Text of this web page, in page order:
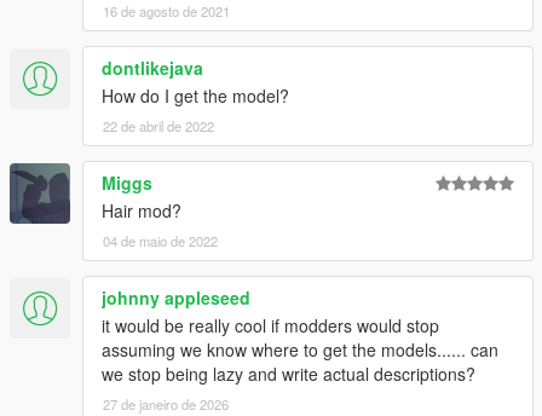
16 de agosto de 2021
dontlikejava
How do I get the model?
22 de abril de 2022
Miggs
Hair mod?
04 de maio de 2022
johnny appleseed
it would be really cool if modders would stop
assuming we know where to get the models...... can
we stop being lazy and write actual descriptions?
27 de janeiro de 2026